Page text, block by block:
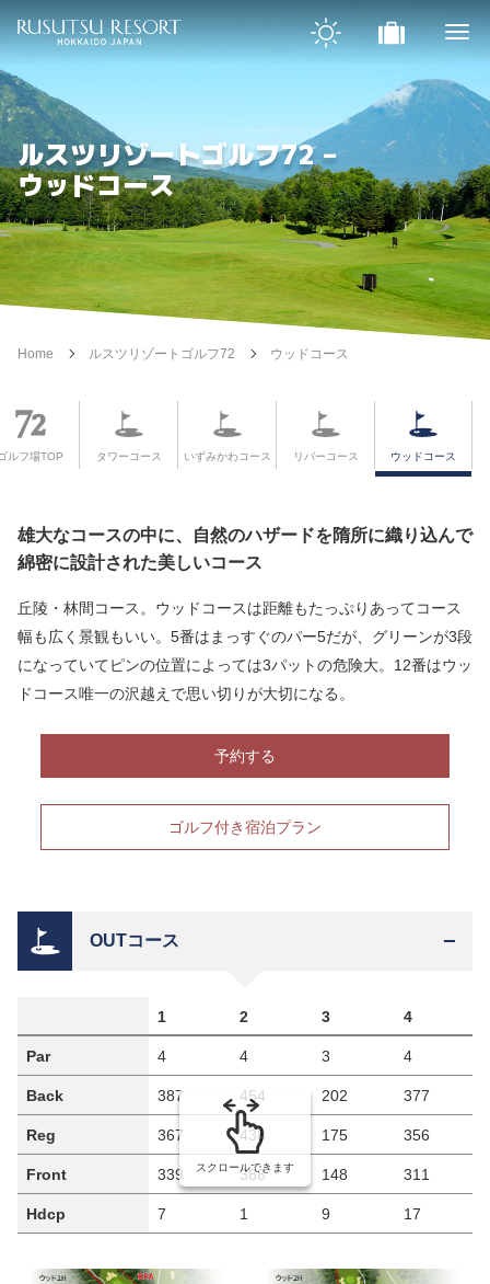
ルスツリゾートゴルフ72 –
ウッドコース
Home ルスツリゾートゴルフ72 ウッドコース
ルフ場TOP タワーコース いずみかわコース リバーコース ウッドコース
雄大なコースの中に、自然のハザードを隋所に織り込んで
綿密に設計された美しいコース
丘陵・林間コース。ウッドコースは距離もたっぷりあってコース
幅も広く景観もいい。5番はまっすぐのパー5だが、グリーンが3段
になっていてピンの位置によっては3パットの危険大。12番はウッ
ドコース唯一の沢越えで思い切りが大切になる。
予約する
ゴルフ付き宿泊プラン
OUTコース
1 2 3 4
Par 4 4 3 4
Back 387 454 202 377
Reg 367 438 175 356
Front 339 388 148 311
Hdcp 7 1 9 17
スクロールできます